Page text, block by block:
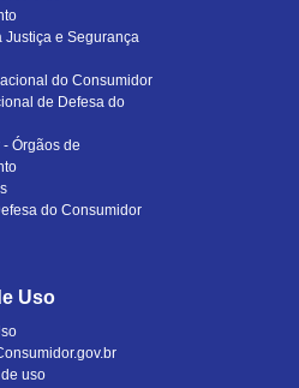
Justiça e Segurança
do Consumidor
de Defesa do
Órgãos de
do Consumidor
Uso
uso